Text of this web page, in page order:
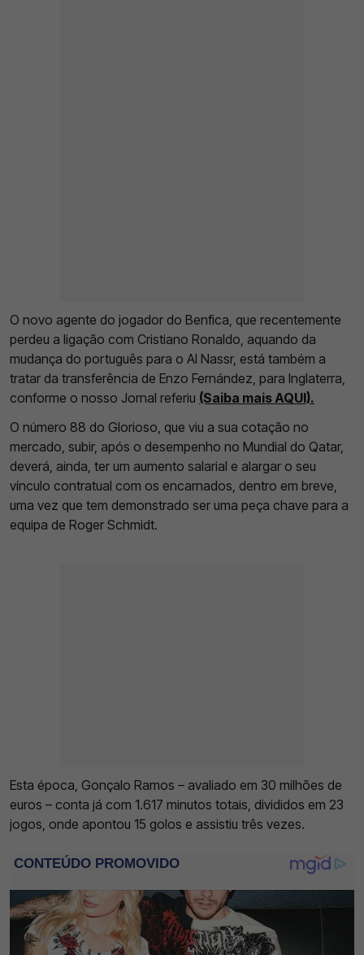
O novo agente do jogador do Benfica, que recentemente
perdeu a ligação com Cristiano Ronaldo, aquando da
mudança do português para o Al Nassr, está também a
tratar da transferência de Enzo Fernández, para Inglaterra,
conforme o nosso Jornal referiu (Saiba mais AQUI).
O número 88 do Glorioso, que viu a sua cotação no
mercado, subir, após o desempenho no Mundial do Qatar,
deverá, ainda, ter um aumento salarial e alargar o seu
vínculo contratual com os encarnados, dentro em breve,
uma vez que tem demonstrado ser uma peça chave para a
equipa de Roger Schmidt.
Esta época, Gonçalo Ramos – avaliado em 30 milhões de
euros – conta já com 1.617 minutos totais, divididos em 23
jogos, onde apontou 15 golos e assistiu três vezes.